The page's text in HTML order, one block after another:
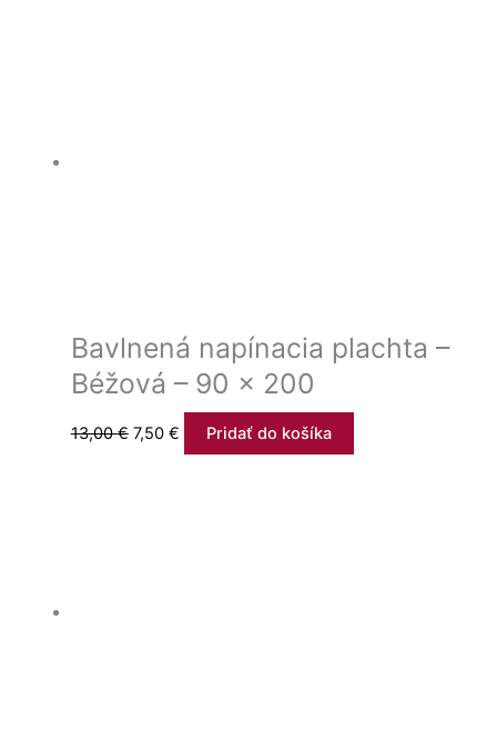
Bavlnená napínacia plachta –
Béžová – 90 x 200
13,00€ 7,50 € Pridať do košíka